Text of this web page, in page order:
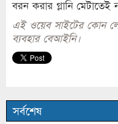
বরন করার গ্লানি
এই ওয়েব সাইটের কোন
ব্যবহার বেআইনি।
সর্বশেষ